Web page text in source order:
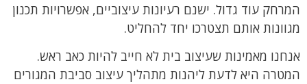
המרחק עוד גדול. ישנם רעיונות עיצוביים, אפשרויות תכנון
מגוונות אותם תצטרכו יחד להחליט.
אנחנו מאמינות שעיצוב בית לא חייב להיות כאב ראש.
המטרה היא לדעת ליהנות מתהליך עיצוב סביבת המגורים